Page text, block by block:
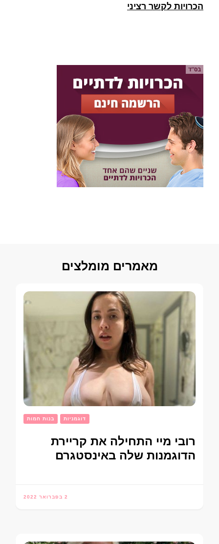
הכרויות לקשר רציני
מאמרים מומלצים
בנות חמות דוגמניות
רובי מיי התחילה את קריירת
הדוגמנות שלה באינסטגרם
2 בפברואר 2022